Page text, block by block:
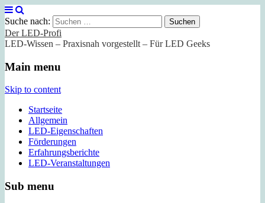
Suche nach:
Der LED-Profi
LED-Wissen – Praxisnah vorgestellt – Für LED Geeks
Main menu
Skip to content
Startseite
Allgemein
LED-Eigenschaften
Förderungen
Erfahrungsberichte
LED-Veranstaltungen
Sub menu